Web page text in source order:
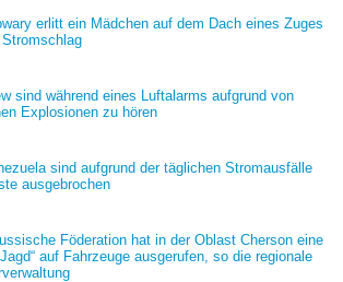
erlitt ein Mädchen auf dem Dach eines Zuges
sind während eines Luftalarms aufgrund von
Explosionen zu hören
sind aufgrund der täglichen Stromausfälle
ausgebrochen
Föderation hat in der Oblast Cherson eine
Jagd“ auf Fahrzeuge ausgerufen, so die regionale